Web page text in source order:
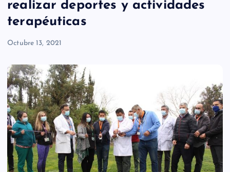
realizar deportes y actividades
terapéuticas
Octubre 13, 2021